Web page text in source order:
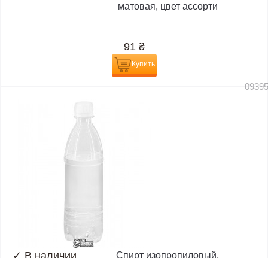
матовая, цвет ассорти
91 ₴
Купить
Спирт изопропиловый,